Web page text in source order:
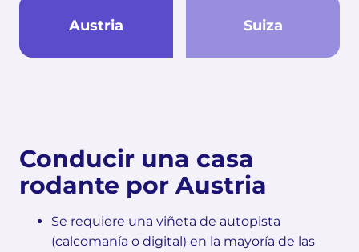
Austria Suiza
Conducir una casa
rodante por Austria
Se requiere una viñeta de autopista
(calcomanía o digital) en la mayoría de las